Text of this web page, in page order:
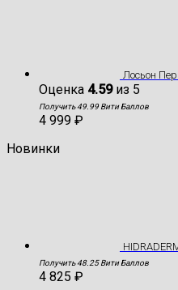
Лосьон
Оценка 4.59из 5
Получить 49.99 Вити Баллов
4 999 ₽
Новинки
Получить 48.25 Вити Баллов
4 825 ₽